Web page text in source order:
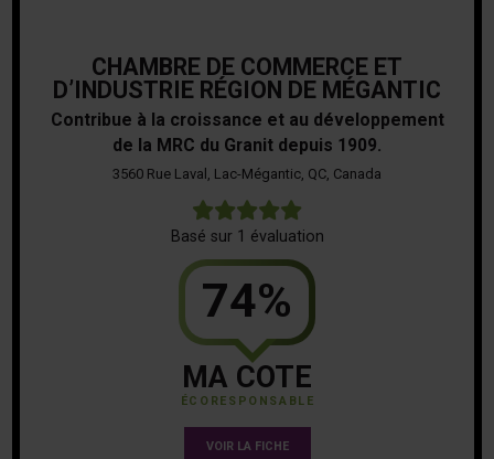
CHAMBRE DE COMMERCE ET
D’INDUSTRIE RÉGION DE MÉGANTIC
Contribue à la croissance et au développement
de la MRC du Granit depuis 1909.
3560 Rue Laval, Lac-Mégantic, QC, Canada
Basé sur 1 évaluation
74%
MA COTE
ÉCORESPONSABLE
VOIR LA FICHE